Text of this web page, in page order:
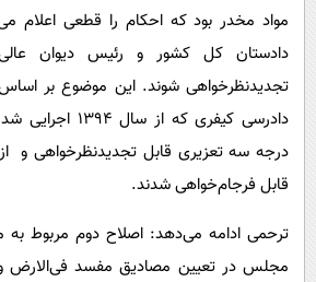
مواد مخدر بود که احکام را قطعی اعلام
دادستان کل کشور و رئیس دیوان
دادرسی کیفری که
قابل فرجام‌خواهی شدند.
مجلس در تعیین مصادیق مفسد فی‌الارض